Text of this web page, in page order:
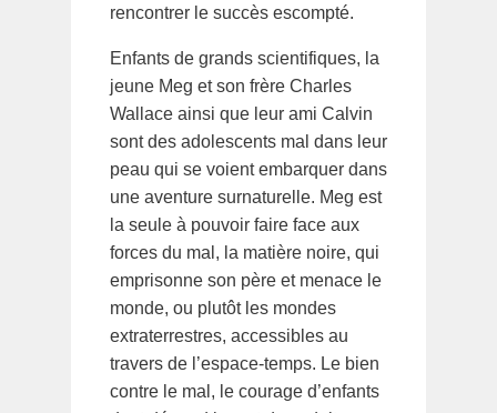
rencontrer le succès escompté.
Enfants de grands scientifiques, la
jeune Meg et son frère Charles
Wallace ainsi que leur ami Calvin
sont des adolescents mal dans leur
peau qui se voient embarquer dans
une aventure surnaturelle. Meg est
la seule à pouvoir faire face aux
forces du mal, la matière noire, qui
emprisonne son père et menace le
monde, ou plutôt les mondes
extraterrestres, accessibles au
travers de l’espace-temps. Le bien
contre le mal, le courage d’enfants